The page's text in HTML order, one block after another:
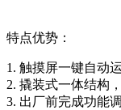
特点优势：
1. 触摸屏一键自动
2. 撬装式一体结构，
3. 出厂前完成功能